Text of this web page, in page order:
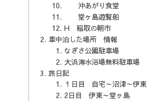
沖あがり食堂
堂ヶ島遊覧船
H 稲取の朝市
車中泊した場所 情報
なぎさ公園駐車場
大浜海水浴場無料駐車場
旅日記
１日目 自宅～沼津～伊東
2日目 伊東～堂ヶ島